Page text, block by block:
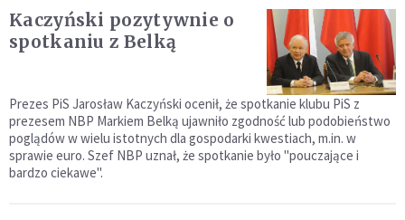
Kaczyński pozytywnie o
spotkaniu z Belką
Prezes PiS Jarosław Kaczyński ocenił, że spotkanie klubu PiS z
prezesem NBP Markiem Belką ujawniło zgodność lub podobieństwo
poglądów w wielu istotnych dla gospodarki kwestiach, m.in. w
sprawie euro. Szef NBP uznał, że spotkanie było "pouczające i
bardzo ciekawe".